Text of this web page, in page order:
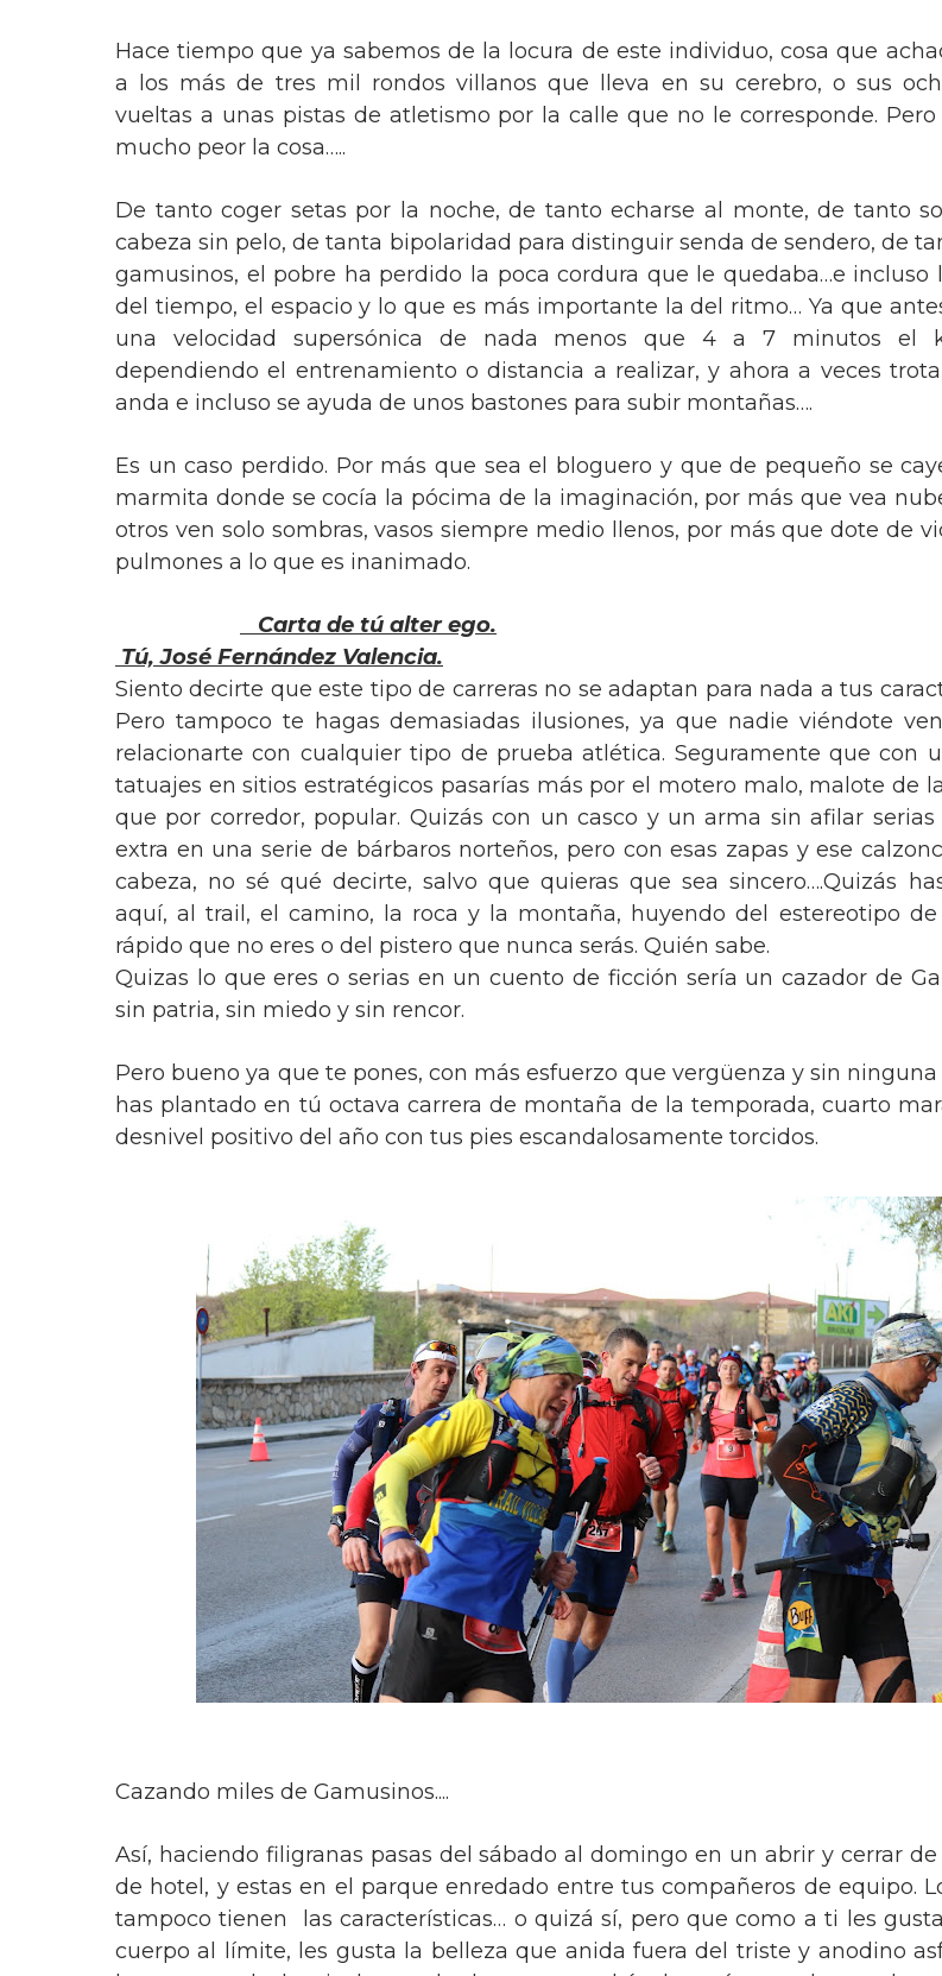
Hace tiempo que ya sabemos de la locura de este individuo, cosa que
a los más de tres mil rondos villanos que lleva en su cerebro, o sus
vueltas a unas pistas de atletismo por la calle que no le corresponde. Pero
mucho peor la cosa…..
De tanto coger setas por la noche, de tanto echarse al monte, de tanto
cabeza sin pelo, de tanta bipolaridad para distinguir senda de sendero, de
gamusinos, el pobre ha perdido la poca cordura que le quedaba…e incluso
del tiempo, el espacio y lo que es más importante la del ritmo… Ya que
una velocidad supersónica de nada menos que 4 a 7 minutos el
dependiendo el entrenamiento o distancia a realizar, y ahora a veces
anda e incluso se ayuda de unos bastones para subir montañas….
Es un caso perdido. Por más que sea el bloguero y que de pequeño se
marmita donde se cocía la pócima de la imaginación, por más que vea
otros ven solo sombras, vasos siempre medio llenos, por más que dote de
pulmones a lo que es inanimado.
Carta de tú alter ego.
Tú, José Fernández Valencia.
Siento decirte que este tipo de carreras no se adaptan para nada a tus
Pero tampoco te hagas demasiadas ilusiones, ya que nadie viéndote
relacionarte con cualquier tipo de prueba atlética. Seguramente que con
tatuajes en sitios estratégicos pasarías más por el motero malo, malote de
que por corredor, popular. Quizás con un casco y un arma sin afilar
extra en una serie de bárbaros norteños, pero con esas zapas y ese
cabeza, no sé qué decirte, salvo que quieras que sea sincero….Quizás
aquí, al trail, el camino, la roca y la montaña, huyendo del estereotipo de
rápido que no eres o del pistero que nunca serás. Quién sabe.
Quizas lo que eres o serias en un cuento de ficción sería un cazador de
sin patria, sin miedo y sin rencor.
Pero bueno ya que te pones, con más esfuerzo que vergüenza y sin
has plantado en tú octava carrera de montaña de la temporada, cuarto
desnivel positivo del año con tus pies escandalosamente torcidos.
Cazando miles de Gamusinos....
Así, haciendo filigranas pasas del sábado al domingo en un abrir y cerrar de
de hotel, y estas en el parque enredado entre tus compañeros de equipo.
tampoco tienen las características… o quizá sí, pero que como a ti les
cuerpo al límite, les gusta la belleza que anida fuera del triste y anodino
Tod@s corremos. Yo corro, tú corres, el/ella corre. A veces juntos,